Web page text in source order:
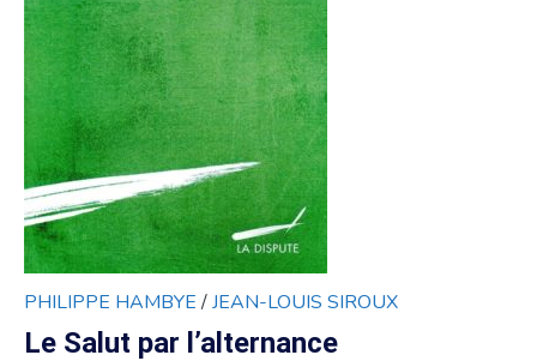
PHILIPPE HAMBYE /JEAN-LOUIS SIROUX
Le Salut par l’alternance